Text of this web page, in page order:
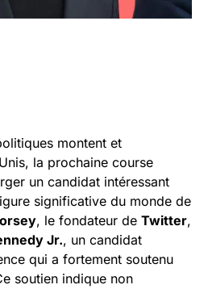
montent et
la prochaine course
un candidat intéressant
significative du monde de
, le fondateur de Twitter,
Jr., un candidat
qui a fortement soutenu
soutien indique non